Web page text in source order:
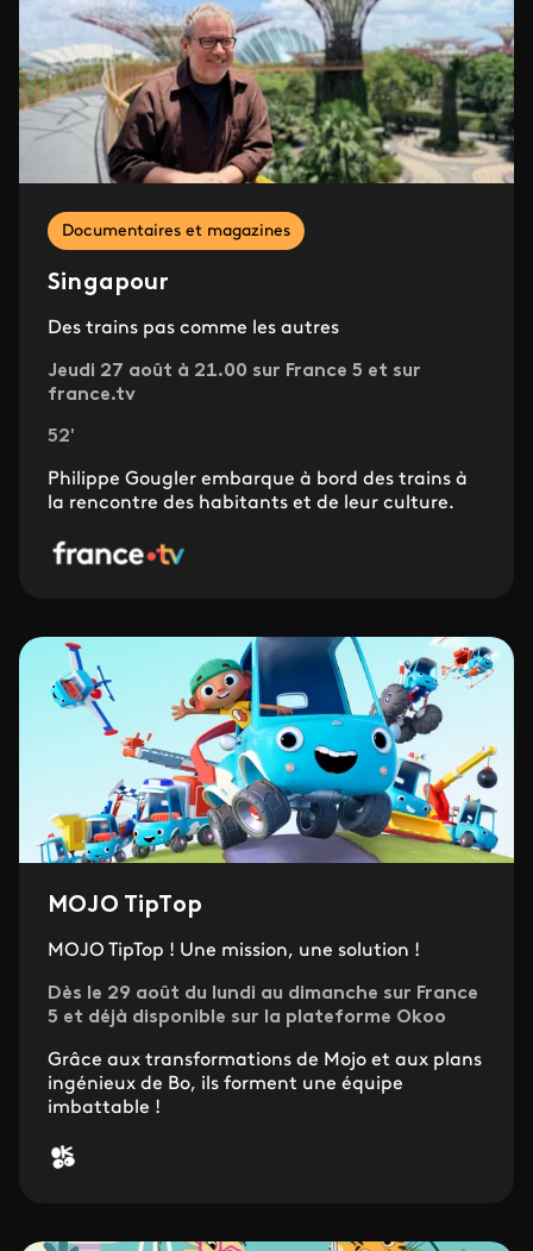
Documentaires et magazines
Singapour
Des trains pas comme les autres
Jeudi 27 août à 21.00 sur France 5 et sur
france.tv
52'
Philippe Gougler embarque à bord des trains à
la rencontre des habitants et de leur culture.
MOJO TipTop
MOJO TipTop ! Une mission, une solution !
Dès le 29 août du lundi au dimanche sur France
5 et déjà disponible sur la plateforme Okoo
Grâce aux transformations de Mojo et aux plans
ingénieux de Bo, ils forment une équipe
imbattable !